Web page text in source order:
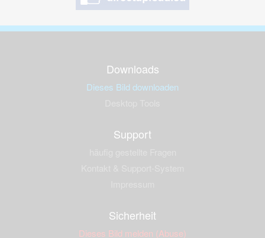
Downloads
Dieses Bild downloaden
Support
Sicherheit
Dieses Bild melden (Abuse)